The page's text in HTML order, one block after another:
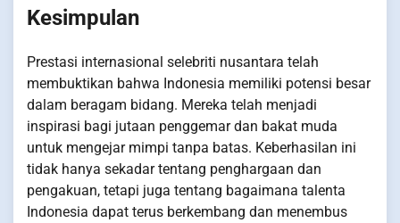
Kesimpulan
Prestasi internasional selebriti nusantara telah
membuktikan bahwa Indonesia memiliki potensi besar
dalam beragam bidang. Mereka telah menjadi
inspirasi bagi jutaan penggemar dan bakat muda
untuk mengejar mimpi tanpa batas. Keberhasilan ini
tidak hanya sekadar tentang penghargaan dan
pengakuan, tetapi juga tentang bagaimana talenta
Indonesia dapat terus berkembang dan menembus